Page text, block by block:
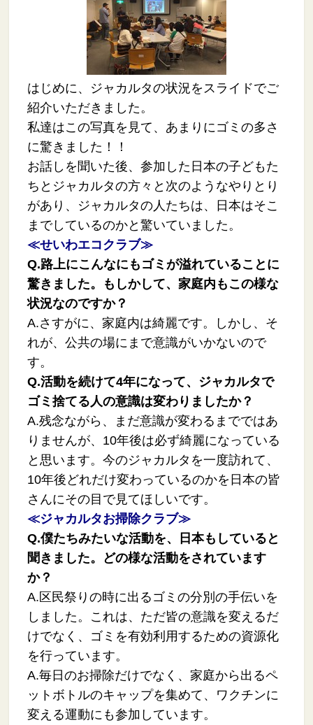
はじめに、ジャカルタの状況をスライドでご
紹介いただきました。
私達はこの写真を見て、あまりにゴミの多さ
に驚きました！！
お話しを聞いた後、参加した日本の子どもた
ちとジャカルタの方々と次のようなやりとり
があり、ジャカルタの人たちは、日本はそこ
までしているのかと驚いていました。
≪せいわエコクラブ≫
Q.路上にこんなにもゴミが溢れていることに
驚きました。もしかして、家庭内もこの様な
状況なのですか？
A.さすがに、家庭内は綺麗です。しかし、そ
れが、公共の場にまで意識がいかないので
す。
Q.活動を続けて4年になって、ジャカルタで
ゴミ捨てる人の意識は変わりましたか？
A.残念ながら、まだ意識が変わるまでではあ
りませんが、10年後は必ず綺麗になっている
と思います。今のジャカルタを一度訪れて、
10年後どれだけ変わっているのかを日本の皆
さんにその目で見てほしいです。
≪ジャカルタお掃除クラブ≫
Q.僕たちみたいな活動を、日本もしていると
聞きました。どの様な活動をされています
か？
A.区民祭りの時に出るゴミの分別の手伝いを
しました。これは、ただ皆の意識を変えるだ
けでなく、ゴミを有効利用するための資源化
を行っています。
A.毎日のお掃除だけでなく、家庭から出るペ
ットボトルのキャップを集めて、ワクチンに
変える運動にも参加しています。